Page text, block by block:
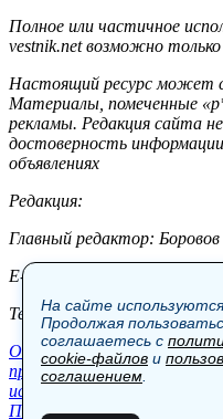
Полное или частичное
vestnik.net возможно
Настоящий ресурс может
Материалы, помеченные
рекламы. Редакция сайта
достоверность
объявлениях
Редакция:
Главный редактор:
E-mail: site@vestnik.net,
Тел.: +7 (921) 720-00-97
Общество Экономика
проекте Шоу-бизнес
использования cookie-файлов
Пользовательское
На сайте
Продолжая
соглашаетесь с
cookie-файлов и
соглашением